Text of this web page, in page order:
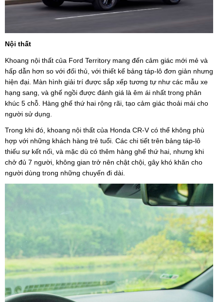
Nội thất
Khoang nội thất của Ford Territory mang đến cảm giác mới mẻ và
hấp dẫn hơn so với đối thủ, với thiết kế bảng táp-lô đơn giản nhưng
hiện đại. Màn hình giải trí được sắp xếp tương tự như các mẫu xe
hạng sang, và ghế ngồi được đánh giá là êm ái nhất trong phân
khúc 5 chỗ. Hàng ghế thứ hai rộng rãi, tạo cảm giác thoải mái cho
người sử dụng.
Trong khi đó, khoang nội thất của Honda CR-V có thể không phù
hợp với những khách hàng trẻ tuổi. Các chi tiết trên bảng táp-lô
thiếu sự kết nối, và mặc dù có thêm hàng ghế thứ hai, nhưng khi
chở đủ 7 người, không gian trở nên chật chội, gây khó khăn cho
người dùng trong những chuyến đi dài.